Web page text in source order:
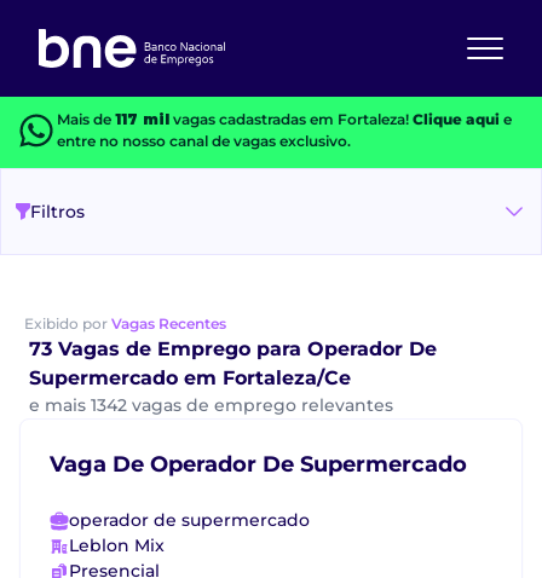
Mais de 117 milvagas cadastradas em Fortaleza! Clique aquie
entre no nosso canal de vagas exclusivo.
Filtros
Exibido por Vagas Recentes
73 Vagas de Emprego para Operador De
Supermercado em Fortaleza/Ce
e mais 1342 vagas de emprego relevantes
Vaga De Operador De Supermercado
operador de supermercado
Leblon Mix
Presencial